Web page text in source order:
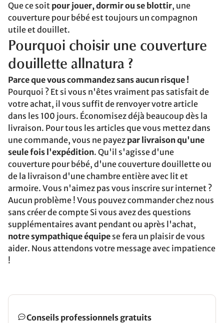
Que ce soit pour jouer, dormir ou se blottir, une
couverture pour bébé est toujours un compagnon
utile et douillet.
Pourquoi choisir une couverture
douillette allnatura ?
Parce que vous commandez sans aucun risque !
Pourquoi ? Et si vous n'êtes vraiment pas satisfait de
votre achat, il vous suffit de renvoyer votre article
dans les 100 jours. Économisez déjà beaucoup dès la
livraison. Pour tous les articles que vous mettez dans
une commande, vous ne payez par livraison qu'une
seule fois l'expédition. Qu'il s'agisse d'une
couverture pour bébé, d'une couverture douillette ou
de la livraison d'une chambre entière avec lit et
armoire. Vous n'aimez pas vous inscrire sur internet ?
Aucun problème ! Vous pouvez commander chez nous
sans créer de compte Si vous avez des questions
supplémentaires avant pendant ou après l'achat,
notre sympathique équipe se fera un plaisir de vous
aider. Nous attendons votre message avec impatience
!
Conseils professionnels gratuits